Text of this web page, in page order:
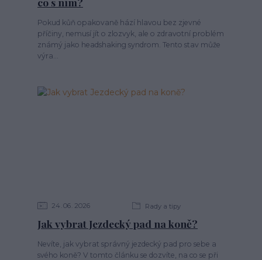
Pokud kůň opakovaně hází hlavou bez zjevné
příčiny, nemusí jít o zlozvyk, ale o zdravotní problém
známý jako headshaking syndrom. Tento stav může
výra...
24 06 2026 Rady a tipy
Jak vybrat Jezdecký pad na koně?
Nevíte, jak vybrat správný jezdecký pad pro sebe a
svého koně? V tomto článku se dozvíte, na co se při